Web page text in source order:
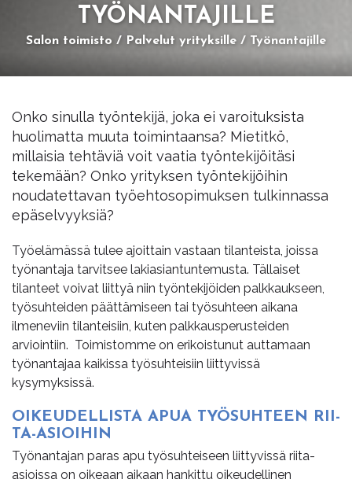
TYÖ­NAN­TA­JIL­LE
Salon toimisto Palvelut yrityksille Työnantajille
Onko sinulla työntekijä, joka ei varoituksista
huolimatta muuta toimintaansa? Mietitkö,
millaisia tehtäviä voit vaatia työntekijöitäsi
tekemään? Onko yrityksen työntekijöihin
noudatettavan työehtosopimuksen tulkinnassa
epäselvyyksiä?
Työelämässä tulee ajoittain vastaan tilanteista, joissa
työnantaja tarvitsee lakiasiantuntemusta. Tällaiset
tilanteet voivat liittyä niin työntekijöiden palkkaukseen,
työsuhteiden päättämiseen tai työsuhteen aikana
ilmeneviin tilanteisiin, kuten palkkausperusteiden
arviointiin. Toimistomme on erikoistunut auttamaan
työnantajaa kaikissa työsuhteisiin liittyvissä
kysymyksissä.
OI­KEU­DEL­LIS­TA APUA TYÖ­SUH­TEEN RII­
TA-ASIOI­HIN
Työnantajan paras apu työsuhteiseen liittyvissä riita-
asioissa on oikeaan aikaan hankittu oikeudellinen